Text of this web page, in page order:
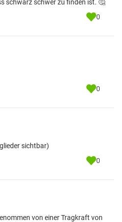
schwarz schwer zu finden ist. 🤔
0
0
sichtbar)
0
von einer Tragkraft von